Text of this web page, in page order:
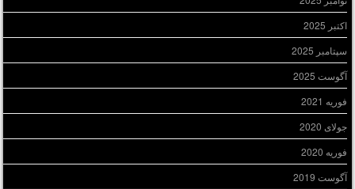
اکتبر 2025
سپتامبر 2025
آگوست 2025
فوریه 2021
جولای 2020
فوریه 2020
آگوست 2019